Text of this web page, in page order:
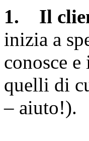
1. Il
inizia a
conosce
quelli di
– aiuto!).